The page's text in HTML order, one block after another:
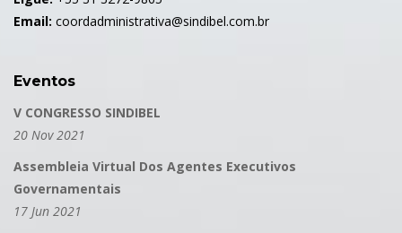
Email: coordadministrativa@sindibel.com.br
Eventos
V CONGRESSO SINDIBEL
20 Nov 2021
Assembleia Virtual Dos Agentes Executivos
Governamentais
17 Jun 2021